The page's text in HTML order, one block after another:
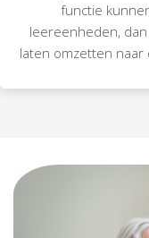
functie
leereenheden,
laten omzetten naar